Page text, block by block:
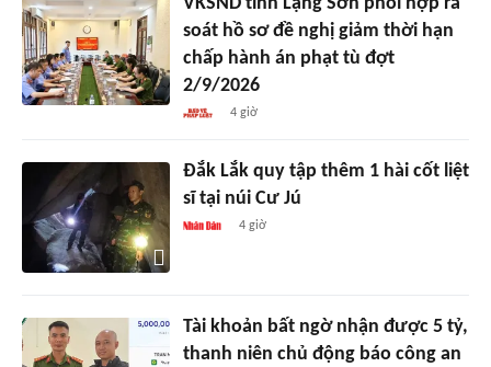
VKSND tỉnh Lạng Sơn phối hợp rà
soát hồ sơ đề nghị giảm thời hạn
chấp hành án phạt tù đợt
2/9/2026
4 giờ
Đắk Lắk quy tập thêm 1 hài cốt liệt
sĩ tại núi Cư Jú
4 giờ
Tài khoản bất ngờ nhận được 5 tỷ,
thanh niên chủ động báo công an